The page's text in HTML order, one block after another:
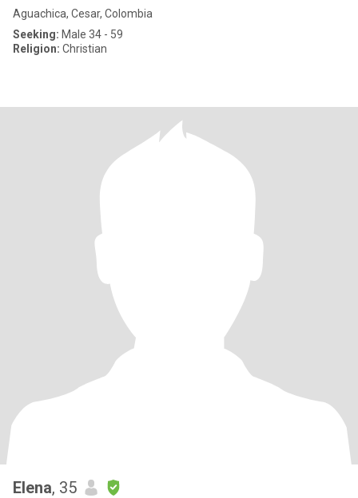
Aguachica, Cesar, Colombia
Seeking: Male 34 - 59
Religion: Christian
Elena, 35